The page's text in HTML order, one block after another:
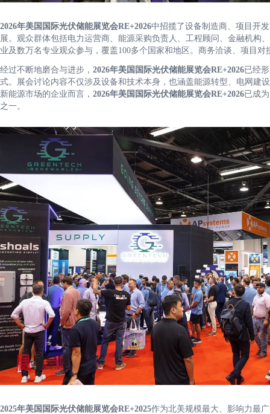
2026年美国国际光伏储能展览会RE+2026中招揽了设备制造商、项目开
展。观众群体包括电力运营商、能源采购负责人、工程顾问、金融机构
业及数万名专业观众参与，覆盖100多个国家和地区。商务洽谈、项目
经过不断地磨合与进步， 2026年美国国际光伏储能展览会RE+2026已经
式。展会讨论内容不仅涉及设备和技术本身，也涵盖能源转型、电网建
新能源市场的企业而言， 2026年美国国际光伏储能展览会RE+2026已成
之一。
2025年美国国际光伏储能展览会RE+2025作为北美规模最大、影响力最